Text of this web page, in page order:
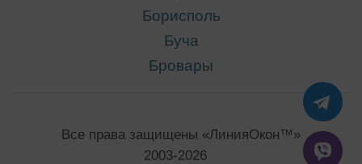
Борисполь
Буча
Бровары
Все права защищены «ЛинияОкон™»
2003-2026